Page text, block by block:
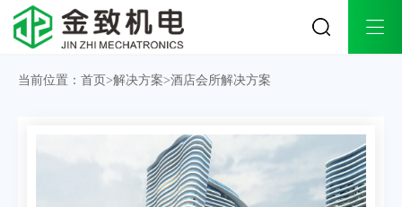
关于金致 工程案例
酒店会所工程案例
医院医疗工程案例
连锁商超工程案例
解决方案
酒店会所解决方案
医院医疗解决方案
当前位置： 首页 >解决方案>酒店会所解决方案